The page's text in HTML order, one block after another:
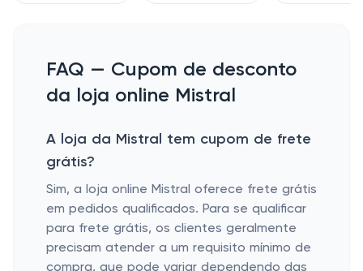
FAQ — Cupom de desconto
da loja online Mistral
A loja da Mistral tem cupom de frete
grátis?
Sim, a loja online Mistral oferece frete grátis
em pedidos qualificados. Para se qualificar
para frete grátis, os clientes geralmente
precisam atender a um requisito mínimo de
compra, que pode variar dependendo das